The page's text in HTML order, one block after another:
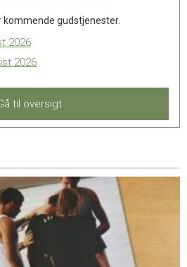
kommende gudstjenester.
2026
2026
til oversigt